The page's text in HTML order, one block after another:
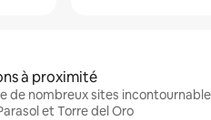
à proximité
de nombreux sites
et Torre del Oro